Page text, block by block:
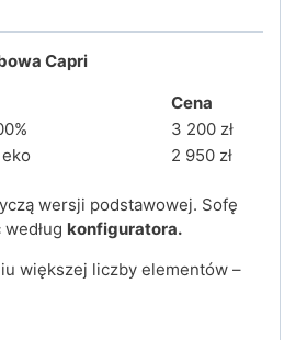
Capri
Cena
3 200 zł
2 950 zł
wersji podstawowej. Sofę
konfiguratora.
większej liczby elementów –